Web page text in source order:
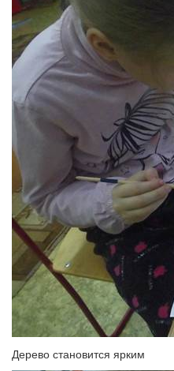
Дерево становится ярким